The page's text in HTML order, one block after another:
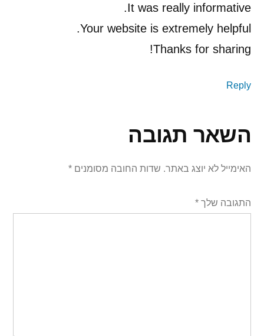
It was really informative.
Your website is extremely helpful.
Thanks for sharing!
Reply
האימייל לא יוצג באתר. שדות החובה מסומנים *
התגובה שלך *
השאר תגובה